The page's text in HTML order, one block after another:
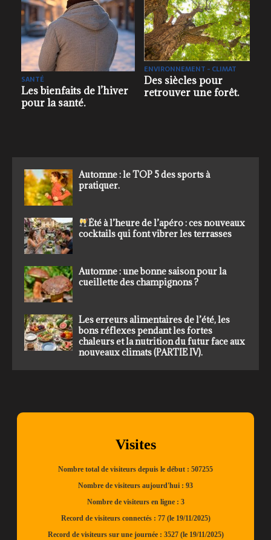
SANTÉ
Canicule : comment
retrouver le sommeil
ENVIRONNEMENT - CLIMAT
Les moyennes
climatiques pour le
Automne : le TOP 5 des sports à
pratiquer.
Été à l’heure de l’apéro : ces nouveaux
cocktails qui font vibrer les terrasses
Automne : une bonne saison pour la
cueillette des champignons ?
Les erreurs alimentaires de l’été, les
bons réflexes pendant les fortes
chaleurs et la nutrition du futur face aux
nouveaux climats (PARTIE IV).